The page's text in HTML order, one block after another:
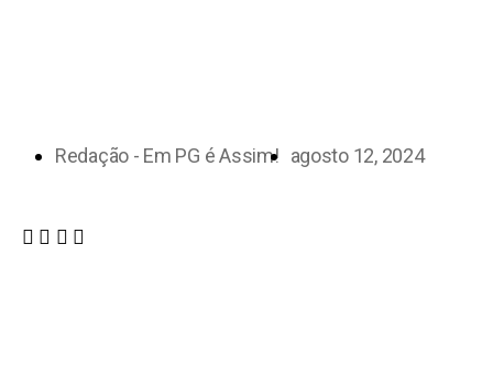
Redação - Em PG é Assim! agosto 12, 2024